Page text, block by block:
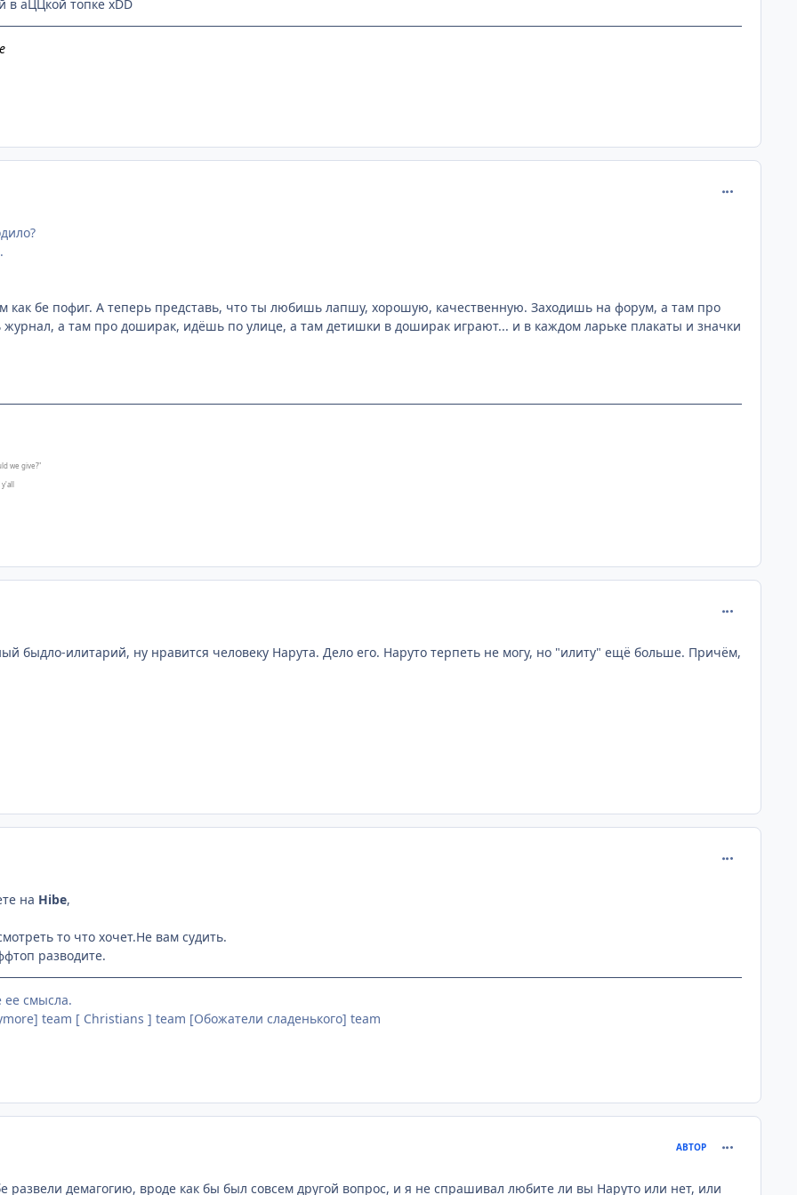
в аЦЦкой топке хDD
как бе пофиг. А теперь представь, что ты любишь лапшу, хорошую, качественную. Заходишь на форум, а там про
а там про доширак, идёшь по улице, а там детишки в доширак играют... и в каждом ларьке плакаты и значки
we give?"
y'all
быдло-илитарий, ну нравится человеку Нарута. Дело его. Наруто терпеть не могу, но "илиту" ещё больше. Причём,
на Hibe,
то что хочет.Не вам судить.
разводите.
смысла.
team [ Christians ] team [Обожатели сладенького] team
АВТОР
развели демагогию, вроде как бы был совсем другой вопрос, и я не спрашивал любите ли вы Наруто или нет, или